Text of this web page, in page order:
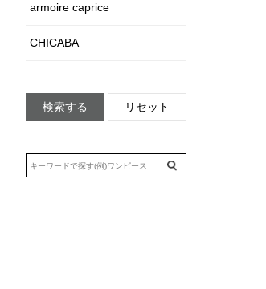
armoire caprice
CHICABA
検索する リセット